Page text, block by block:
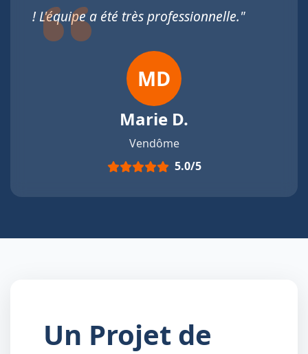
! L'équipe a été très professionnelle."
MD
Marie D.
Vendôme
5.0/5
Un Projet de